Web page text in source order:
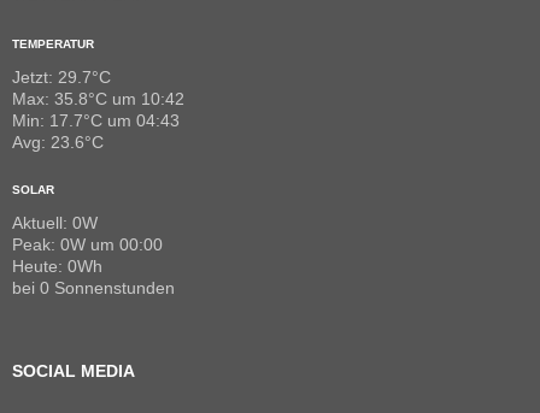
TEMPERATUR
Jetzt: 29.7°C
Max: 35.8°C um 10:42
Min: 17.7°C um 04:43
Avg: 23.6°C
SOLAR
Aktuell: 0W
Peak: 0W um 00:00
Heute: 0Wh
bei 0 Sonnenstunden
SOCIAL MEDIA